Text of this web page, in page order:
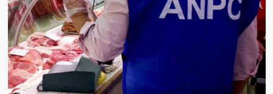
SA,
sancționată
de
OJPC
Vâlcea
cu
30.000